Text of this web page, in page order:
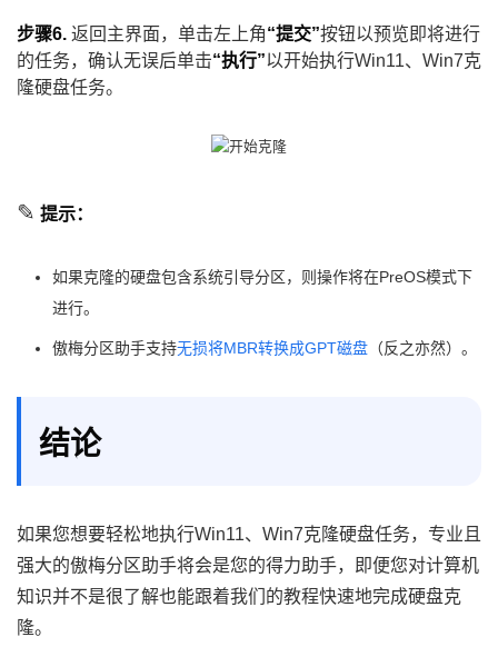
步骤6. 返回主界面，单击左上角“提交”按钮以预览即将进行
的任务，确认无误后单击“执行”以开始执行Win11、Win7克
隆硬盘任务。
✎ 提示：
如果克隆的硬盘包含系统引导分区，则操作将在PreOS模式下
进行。
傲梅分区助手支持无损将MBR转换成GPT磁盘 （反之亦然）。
结论
如果您想要轻松地执行Win11、Win7克隆硬盘任务，专业且
强大的傲梅分区助手将会是您的得力助手，即便您对计算机
知识并不是很了解也能跟着我们的教程快速地完成硬盘克
隆。